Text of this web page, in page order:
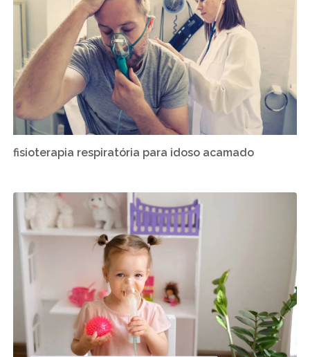
fisioterapia respiratória para idoso acamado